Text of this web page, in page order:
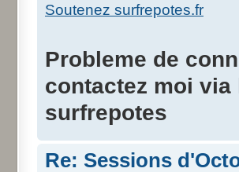
Soutenez surfrepotes.fr
Probleme de
contactez moi
surfrepotes
Re: Sessions